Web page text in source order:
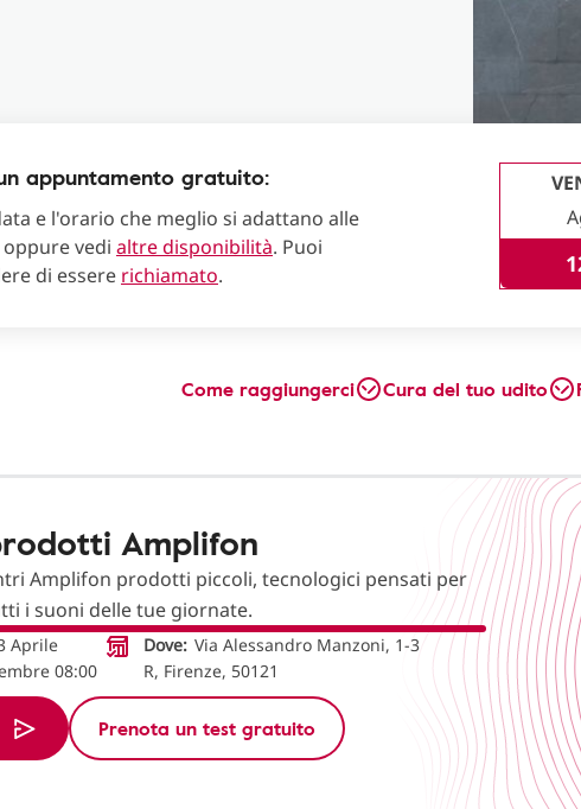
appuntamento gratuito:
e l'orario che meglio si adattano alle
vedi altre disponibilità. Puoi
di essere richiamato.
Come raggiungerci Cura del tuo udito
Amplifon
Amplifon prodotti piccoli, tecnologici pensati per
i suoni delle tue giornate.
Aprile
08:00
Dove: Via Alessandro Manzoni, 1-3
R, Firenze, 50121
Prenota un test gratuito